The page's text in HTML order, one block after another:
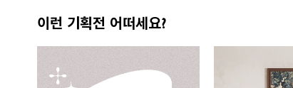
이런 기획전 어떠세요?